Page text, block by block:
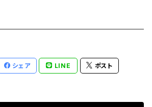
シェア LINE ポスト